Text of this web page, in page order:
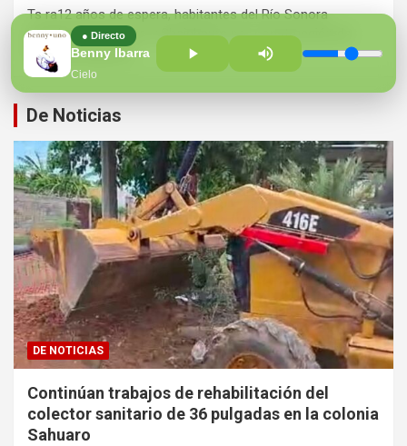
● Directo
Benny Ibarra
Cielo
Ts ra12 años de espera, habitantes del Río Sonora
agradecen a Durazo y Sheinbaum por construcción de
Hospital Regional
De Noticias
DE NOTICIAS
Continúan trabajos de rehabilitación del
colector sanitario de 36 pulgadas en la colonia
Sahuaro